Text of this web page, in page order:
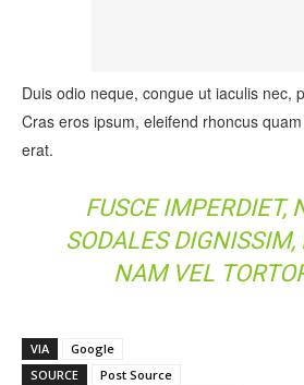
Duis odio neque, congue ut iaculis nec,
Cras eros ipsum, eleifend rhoncus
erat.
FUSCE IMPERDIET,
SODALES
NAM VEL
VIA
Google
SOURCE
Post Source